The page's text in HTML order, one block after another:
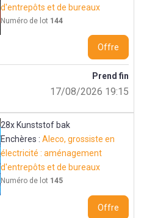
d'entrepôts et de bureaux
Numéro de lot 144
Offre
Prend fin
17/08/2026 19:15
28x Kunststof bak
Enchères :Aleco, grossiste en
électricité : aménagement
d'entrepôts et de bureaux
Numéro de lot 145
Offre